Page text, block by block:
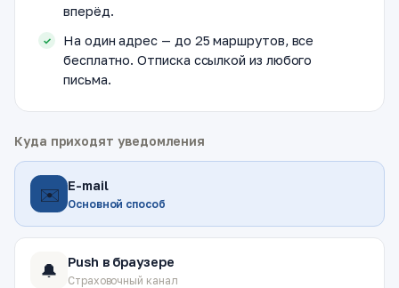
вперёд.
На один адрес — до 25 маршрутов, все
бесплатно. Отписка ссылкой из любого
письма.
Куда приходят уведомления
✉️ E-mail
Основной способ
🔔 Push в браузере
Страховочный канал